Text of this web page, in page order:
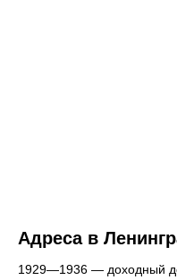
Адреса в
1929—1936 — доходный